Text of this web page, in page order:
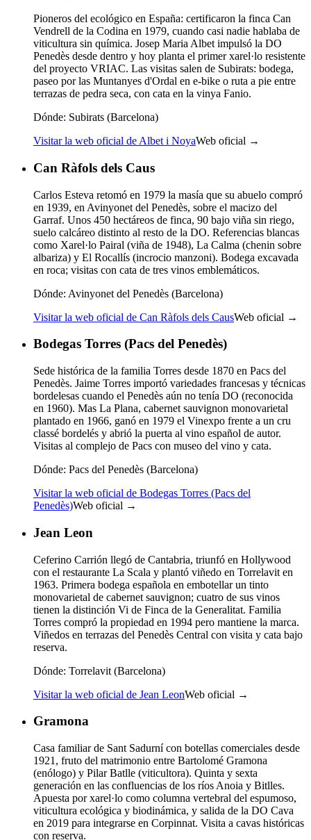
Pioneros del ecológico en España: certificaron la finca Can
Vendrell de la Codina en 1979, cuando casi nadie hablaba de
viticultura sin química. Josep Maria Albet impulsó la DO
Penedès desde dentro y hoy planta el primer xarel·lo resistente
del proyecto VRIAC. Las visitas salen de Subirats: bodega,
paseo por las Muntanyes d'Ordal en e-bike o ruta a pie entre
terrazas de pedra seca, con cata en la vinya Fanio.
Dónde: Subirats (Barcelona)
Visitar la web oficial de Albet i NoyaWeb oficial →
Can Ràfols dels Caus
Carlos Esteva retomó en 1979 la masía que su abuelo compró
en 1939, en Avinyonet del Penedès, sobre el macizo del
Garraf. Unos 450 hectáreos de finca, 90 bajo viña sin riego,
suelo calcáreo distinto al resto de la DO. Referencias blancas
como Xarel·lo Pairal (viña de 1948), La Calma (chenin sobre
albariza) y El Rocallís (incrocio manzoni). Bodega excavada
en roca; visitas con cata de tres vinos emblemáticos.
Dónde: Avinyonet del Penedès (Barcelona)
Visitar la web oficial de Can Ràfols dels CausWeb oficial →
Bodegas Torres (Pacs del Penedès)
Sede histórica de la familia Torres desde 1870 en Pacs del
Penedès. Jaime Torres importó variedades francesas y técnicas
bordelesas cuando el Penedès aún no tenía DO (reconocida
en 1960). Mas La Plana, cabernet sauvignon monovarietal
plantado en 1966, ganó en 1979 el Vinexpo frente a un cru
classé bordelés y abrió la puerta al vino español de autor.
Visitas al complejo de Pacs con museo del vino y cata.
Dónde: Pacs del Penedès (Barcelona)
Visitar la web oficial de Bodegas Torres (Pacs del
Penedès)Web oficial →
Jean Leon
Ceferino Carrión llegó de Cantabria, triunfó en Hollywood
con el restaurante La Scala y plantó viñedo en Torrelavit en
1963. Primera bodega española en embotellar un tinto
monovarietal de cabernet sauvignon; cuatro de sus vinos
tienen la distinción Vi de Finca de la Generalitat. Familia
Torres compró la propiedad en 1994 pero mantiene la marca.
Viñedos en terrazas del Penedès Central con visita y cata bajo
reserva.
Dónde: Torrelavit (Barcelona)
Visitar la web oficial de Jean LeonWeb oficial →
Gramona
Casa familiar de Sant Sadurní con botellas comerciales desde
1921, fruto del matrimonio entre Bartolomé Gramona
(enólogo) y Pilar Batlle (viticultora). Quinta y sexta
generación en las confluencias de los ríos Anoia y Bitlles.
Apuesta por xarel·lo como columna vertebral del espumoso,
viticultura ecológica y biodinámica, y salida de la DO Cava
en 2019 para integrarse en Corpinnat. Visita a cavas históricas
con reserva.